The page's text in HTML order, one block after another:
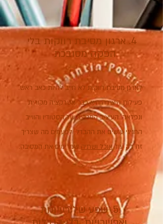
4. ארגון מסיבת רווקות בלי
הפקה מסובכת
לארגן מסיבת רווקות לא חייב להיות כאב ראש.
פעילות היצירה היא כבר אטרקציה מקורית
ונפלאה. העיצוב המרהיב של הסטודיו והווייב
החגיגי עושים את ההבדל. לפעמים מה שצריך
זה רק עודאוכל ושתיה שמרימים את המסיבה.
5. שפע של רעיונות